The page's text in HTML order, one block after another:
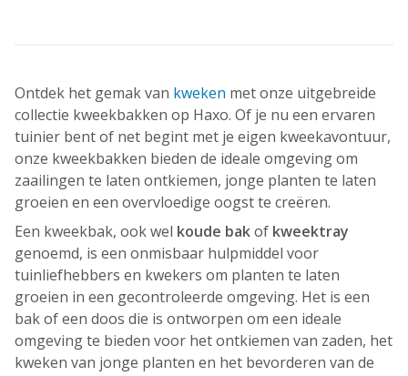
Ontdek het gemak van kweken met onze uitgebreide
collectie kweekbakken op Haxo. Of je nu een ervaren
tuinier bent of net begint met je eigen kweekavontuur,
onze kweekbakken bieden de ideale omgeving om
zaailingen te laten ontkiemen, jonge planten te laten
groeien en een overvloedige oogst te creëren.
Een kweekbak, ook wel koude bakof kweektray
genoemd, is een onmisbaar hulpmiddel voor
tuinliefhebbers en kwekers om planten te laten
groeien in een gecontroleerde omgeving. Het is een
bak of een doos die is ontworpen om een ideale
omgeving te bieden voor het ontkiemen van zaden, het
kweken van jonge planten en het bevorderen van de